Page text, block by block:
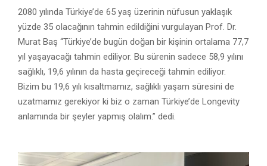
2080 yılında Türkiye’de 65 yaş üzerinin nüfusun yaklaşık
yüzde 35 olacağının tahmin edildiğini vurgulayan Prof. Dr.
Murat Baş “Türkiye’de bugün doğan bir kişinin ortalama 77,7
yıl yaşayacağı tahmin ediliyor. Bu sürenin sadece 58,9 yılını
sağlıklı, 19,6 yılının da hasta geçireceği tahmin ediliyor.
Bizim bu 19,6 yılı kısaltmamız, sağlıklı yaşam süresini de
uzatmamız gerekiyor ki biz o zaman Türkiye’de Longevity
anlamında bir şeyler yapmış olalım.” dedi.